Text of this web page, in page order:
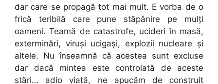
dar care se propagă tot mai mult. E vorba de o
frică teribilă care pune stăpânire pe mulți
oameni. Teamă de catastrofe, ucideri în masă,
exterminări, viruși ucigași, explozii nucleare și
altele. Nu înseamnă că acestea sunt excluse
dar dacă mintea este controlată de aceste
stări… adio viață, ne apucăm de construit